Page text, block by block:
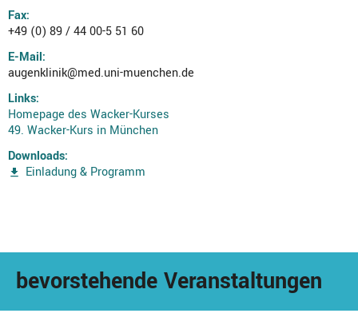
Fax:
+49 (0) 89 / 44 00-5 51 60
E-Mail:
augenklinik@med.uni-muenchen.de
Links:
Homepage des Wacker-Kurses
49. Wacker-Kurs in München
Downloads:
Einladung & Programm
bevorstehende Veranstaltungen